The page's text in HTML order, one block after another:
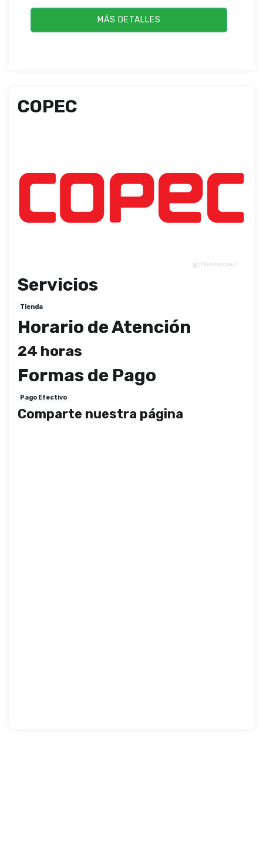
MÁS DETALLES
COPEC
Servicios
Tienda
Horario de Atención
24 horas
Formas de Pago
Pago Efectivo
Comparte nuestra página